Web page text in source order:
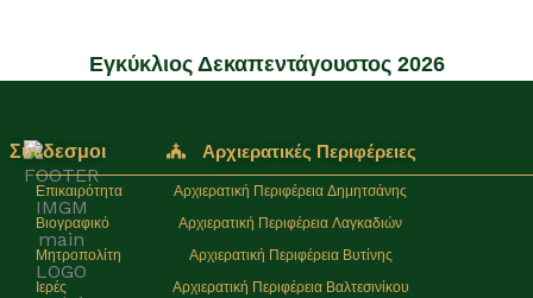
Εγκύκλιος Δεκαπεντάγουστος 2026
Σύνδεσμοι
Επικαιρότητα
Βιογραφικό
Μητροπολίτη
Ιερές
Αρχιερατικές Περιφέρειες
Αρχιερατική Περιφέρεια Δημητσάνης
Αρχιερατική Περιφέρεια Λαγκαδιών
Αρχιερατική Περιφέρεια Βυτίνης
Αρχιερατική Περιφέρεια Βαλτεσινίκου